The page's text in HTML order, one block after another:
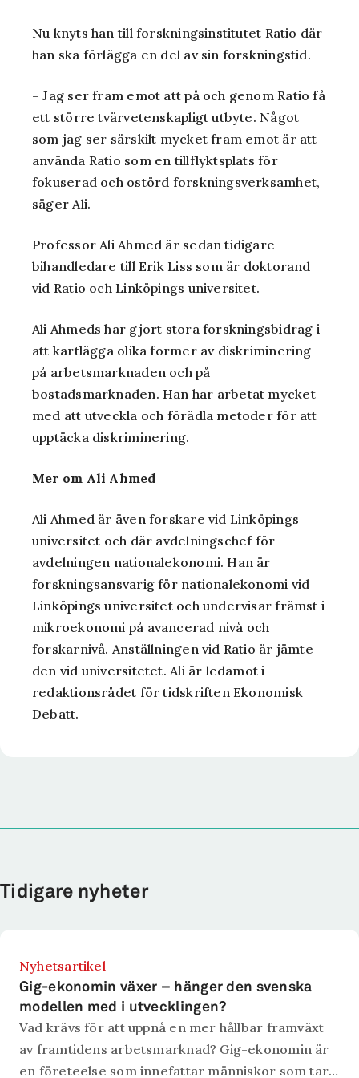
Nu knyts han till forskningsinstitutet Ratio där
han ska förlägga en del av sin forskningstid.
– Jag ser fram emot att på och genom Ratio få
ett större tvärvetenskapligt utbyte. Något
som jag ser särskilt mycket fram emot är att
använda Ratio som en tillflyktsplats för
fokuserad och ostörd forskningsverksamhet,
säger Ali.
Professor Ali Ahmed är sedan tidigare
bihandledare till Erik Liss som är doktorand
vid Ratio och Linköpings universitet.
Ali Ahmeds har gjort stora forskningsbidrag i
att kartlägga olika former av diskriminering
på arbetsmarknaden och på
bostadsmarknaden. Han har arbetat mycket
med att utveckla och förädla metoder för att
upptäcka diskriminering.
Mer om Ali Ahmed
Ali Ahmed är även forskare vid Linköpings
universitet och där avdelningschef för
avdelningen nationalekonomi. Han är
forskningsansvarig för nationalekonomi vid
Linköpings universitet och undervisar främst i
mikroekonomi på avancerad nivå och
forskarnivå. Anställningen vid Ratio är jämte
den vid universitetet. Ali är ledamot i
redaktionsrådet för tidskriften Ekonomisk
Debatt.
Tidigare nyheter
Nyhetsartikel
Gig-ekonomin växer – hänger den svenska
modellen med i utvecklingen?
Vad krävs för att uppnå en mer hållbar framväxt
av framtidens arbetsmarknad? Gig-ekonomin är
en företeelse som innefattar människor som tar